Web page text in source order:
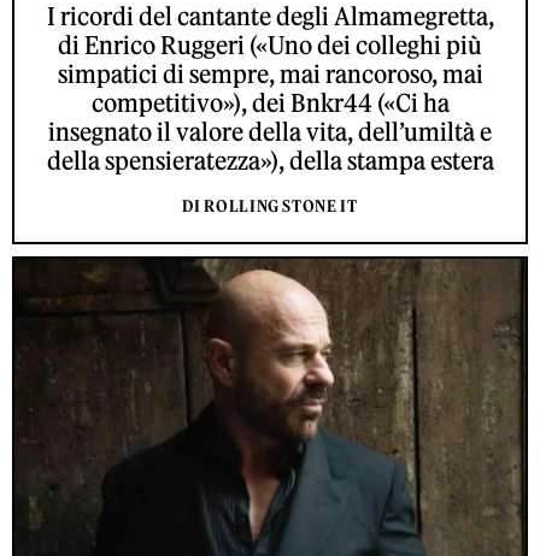
I ricordi del cantante degli Almamegretta,
di Enrico Ruggeri («Uno dei colleghi più
simpatici di sempre, mai rancoroso, mai
competitivo»), dei Bnkr44 («Ci ha
insegnato il valore della vita, dell’umiltà e
della spensieratezza»), della stampa estera
DI ROLLING STONE IT